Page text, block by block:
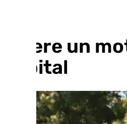
Muere un
capital